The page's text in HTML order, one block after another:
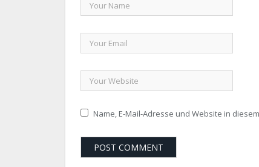
Name, E-Mail-Adresse und Website in